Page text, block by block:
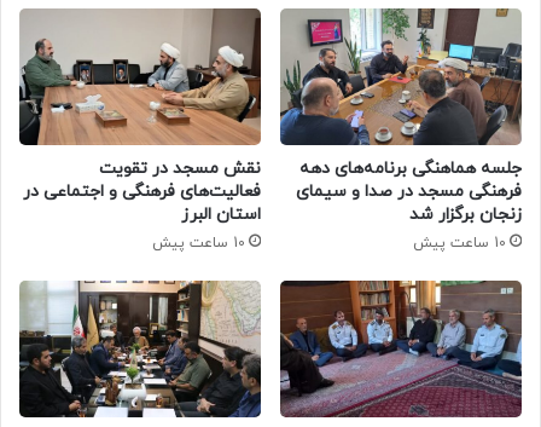
جلسه هماهنگی برنامه‌های دهه
فرهنگی مسجد در صدا و سیمای
زنجان برگزار شد
10 ساعت پیش
نقش مسجد در تقویت
فعالیت‌های فرهنگی و اجتماعی در
استان البرز
10 ساعت پیش